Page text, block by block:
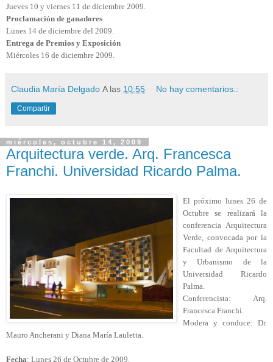
Jueves 10 y viernes 11 de diciembre 2009.
Proclamación de ganadores
Lunes 14 de diciembre del 2009.
Entrega de Premios y Exposición
Miércoles 16 de diciembre 2009.
Claudia María Delgado A las 10:55 No hay comentarios.:
Compartir
miércoles, octubre 14, 2009
Arquitectura verde. Arq. Francesca
Franchi. Universidad Ricardo Palma.
El próximo lunes 26 de
Octubre se realizará la
conferencia Arquitectura
Verde, convocada por la
Facultad de Arquitectura
y Urbanismo de la
Universidad Ricardo
Palma.
Conferencista: Arq.
Francesca Franchi.
Modera y conduce: Dr.
Mauro Ancherani y Diana María Lauletta.
Fecha: Lunes 26 de Octubre de 2009.